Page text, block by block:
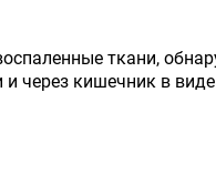
ткани,
через кишечник в